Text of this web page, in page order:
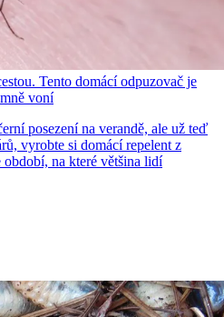
Tento domácí odpuzovač je
voní
posezení na verandě, ale už teď
vyrobte si domácí repelent z
na které většina lidí